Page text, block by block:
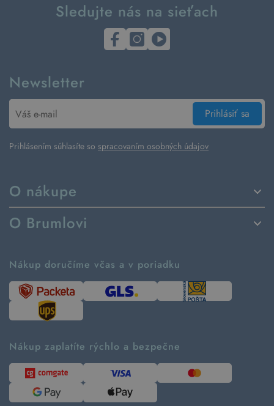
O nákupe
Spôsoby dodania a platby
Vrátenie tovaru a reklamácia
Návod ako nakupovať
Tabuľka veľkostí
Predávané značky
Kontakt
O Brumlovi
Ako tvoríme second hand
Časté otázky
Kde pomáhame
Udržateľnosť
Blog
Pre médiá
Sledujte nás na sieťach
Newsletter
Prihlásiť sa
Prihlásením súhlasíte so spracovaním osobných údajov
Nákup doručíme včas a v poriadku
Nákup zaplatíte rýchlo a bezpečne